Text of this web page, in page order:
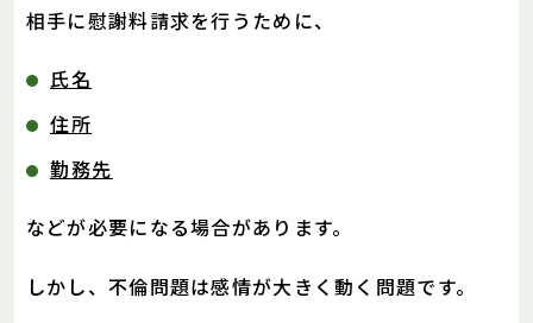
相手に慰謝料請求を行うために、
氏名
住所
勤務先
などが必要になる場合があります。
しかし、不倫問題は感情が大きく動く問題です。